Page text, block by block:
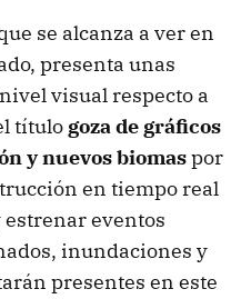
se alcanza a ver en
presenta unas
visual respecto a
título goza de gráficos
y nuevos biomaspor
en tiempo real
estrenar eventos
inundaciones y
presentes en este